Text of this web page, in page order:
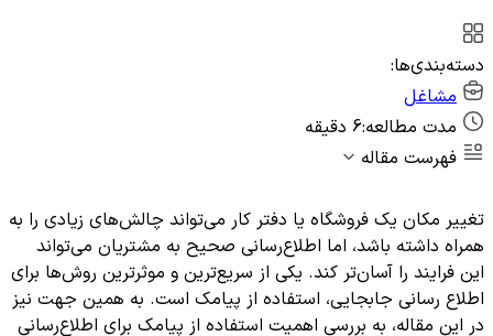
دسته‌بندی‌ها:
مشاغل
مدت مطالعه:6 دقیقه
فهرست مقاله
تغییر مکان یک فروشگاه یا دفتر کار می‌تواند چالش‌های زیادی را به
همراه داشته باشد، اما اطلاع‌رسانی صحیح به مشتریان می‌تواند
این فرایند را آسان‌تر کند. یکی از سریع‌ترین و موثرترین روش‌ها برای
اطلاع رسانی جابجایی، استفاده از پیامک است. به همین جهت نیز
در این مقاله، به بررسی اهمیت استفاده از پیامک برای اطلاع‌رسانی